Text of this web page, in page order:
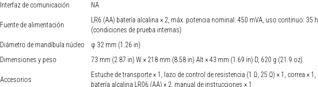
Interfaz de comunicación
NA
Fuente de alimentación
LR6 (AA) batería alcalina × 2, máx. potencia nominal: 450 mVA, uso continuo: 35 h
(condiciones de prueba internas)
Diámetro de mandíbula núcleo
φ 32 mm (1.26 in)
Dimensiones y peso
73 mm (2.87 in) W × 218 mm (8.58 in) Alt × 43 mm (1.69 in) D, 620 g (21.9 oz)
Accesorios
Estuche de transporte × 1, lazo de control de resistencia (1 Ω, 25 Ω) × 1, correa × 1,
batería alcalina LR06 (AA) × 2, manual de instrucciones × 1